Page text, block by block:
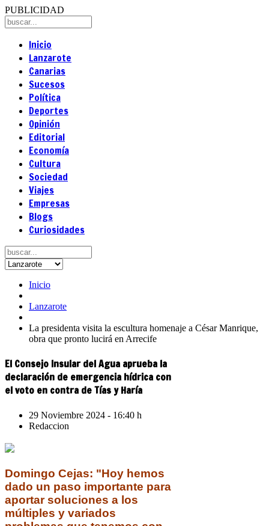
PUBLICIDAD
Inicio
Lanzarote
Canarias
Sucesos
Política
Deportes
Opinión
Editorial
Economía
Cultura
Sociedad
Viajes
Empresas
Blogs
Curiosidades
Inicio
Lanzarote
La presidenta visita la escultura homenaje a César Manrique,
obra que pronto lucirá en Arrecife
El Consejo Insular del Agua aprueba la
declaración de emergencia hídrica con
el voto en contra de Tías y Haría
29 Noviembre 2024 - 16:40 h
Redaccion
Domingo Cejas: "Hoy hemos
dado un paso importante para
aportar soluciones a los
múltiples y variados